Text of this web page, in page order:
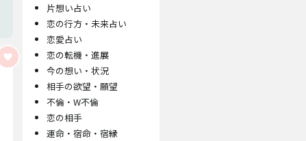
片想い占い
恋の行方・未来占い
恋愛占い
恋の転機・進展
今の想い・状況
相手の欲望・願望
不倫・W不倫
恋の相手
運命・宿命・宿縁